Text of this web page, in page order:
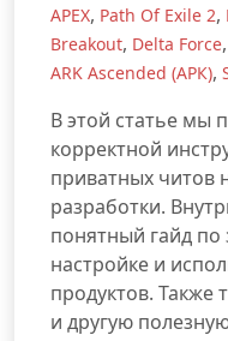
APEX, Path Of Exile 2,
Breakout, Delta Force,
ARK Ascended (АРК),
В этой статье мы
корректной
приватных читов
разработки.
понятный гайд по
настройке и
продуктов. Также
и другую